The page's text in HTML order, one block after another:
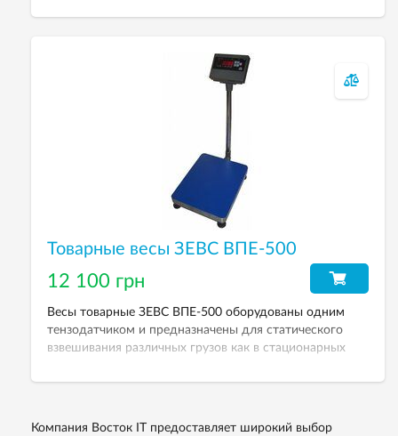
терминал — А12E.
Товарные весы ЗЕВС ВПЕ-500
12 100 грн
Весы товарные ЗЕВС ВПЕ-500 оборудованы одним
тензодатчиком и предназначены для статического
взвешивания различных грузов как в стационарных
500 кг. Дискретность — 200 г. Весовой терминал —
Компания Восток IT предоставляет широкий выбор